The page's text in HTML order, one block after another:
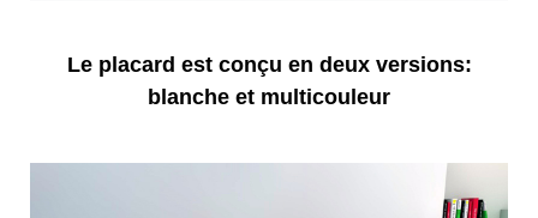
Le placard est conçu en deux versions:
blanche et multicouleur